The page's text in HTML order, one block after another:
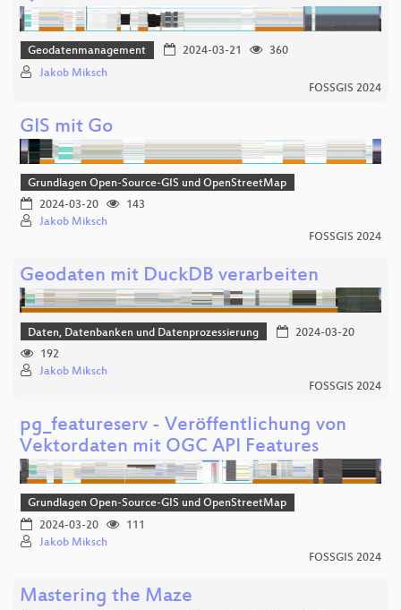
Geodatenmanagement 2024-03-21
360
Jakob Miksch
FOSSGIS 2024
GIS mit Go
Grundlagen Open-Source-GIS und OpenStreetMap
2024-03-20
143
Jakob Miksch
FOSSGIS 2024
Geodaten mit DuckDB verarbeiten
Daten, Datenbanken und Datenprozessierung
2024-03-20
192
Jakob Miksch
FOSSGIS 2024
pg_featureserv - Veröffentlichung von
Vektordaten mit OGC API Features
Grundlagen Open-Source-GIS und OpenStreetMap
2024-03-20
111
Jakob Miksch
FOSSGIS 2024
Mastering the Maze